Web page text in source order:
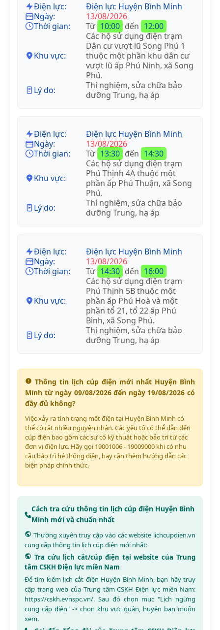
Điện lực:
Điện lực Huyện Bình Minh
Ngày:
13/08/2026
Thời gian:
Từ 10:00 đến 12:00
Khu vực:
Các hộ sử dụng điện trạm
Dân cư vượt lũ Song Phú 1
thuộc một phần khu dân cư
vượt lũ ấp Phú Ninh, xã Song
Phú.
Lý do:
Thí nghiệm, sửa chữa bảo
dưỡng Trung, hạ áp
Điện lực:
Điện lực Huyện Bình Minh
Ngày:
13/08/2026
Thời gian:
Từ 13:30 đến 14:30
Khu vực:
Các hộ sử dụng điện trạm
Phú Thịnh 4A thuộc một
phần ấp Phú Thuận, xã Song
Phú.
Lý do:
Thí nghiệm, sửa chữa bảo
dưỡng Trung, hạ áp
Điện lực:
Điện lực Huyện Bình Minh
Ngày:
13/08/2026
Thời gian:
Từ 14:30 đến 16:00
Khu vực:
Các hộ sử dụng điện trạm
Phú Thịnh 5B thuộc một
phần ấp Phú Hoà và một
phần tổ 21, tổ 22 ấp Phú
Bình, xã Song Phú.
Lý do:
Thí nghiệm, sửa chữa bảo
dưỡng Trung, hạ áp
Thông tin lịch cúp điện mới nhất Huyện Bình
Minh từ ngày 09/08/2026 đến ngày 19/08/2026 có
đầy đủ không?
Việc xảy ra tình trạng mất điện tại Huyện Bình Minh có
thể có rất nhiều nguyên nhân. Các yếu tố có thể dẫn đến
cúp điện bao gồm các sự cố kỹ thuật hoặc bảo trì từ các
đơn vị điện lực. Hãy gọi 19001006 - 19009000 khi có nhu
cầu bảo trì hệ thống điện, hay cần thêm hướng dẫn các
biện pháp chính thức.
Cách tra cứu thông tin lịch cúp điện Huyện Bình
Minh mới và chuẩn nhất
Thường xuyên truy cập vào các website lichcupdien.vn
cung cấp thông tin lịch cúp điện mới nhất:
Tra cứu lịch cắt/cúp điện tại website của Trung
tâm CSKH Điện lực miền Nam
Để tìm kiếm lịch cắt điện Huyện Bình Minh, bạn hãy truy
cập trang web của Trung tâm CSKH Điện lực miền Nam:
https://cskh.evnspc.vn/. Sau đó chọn mục "Lịch ngừng
cung cấp điện" -> chọn khu vực quận, huyện bạn muốn
xem.